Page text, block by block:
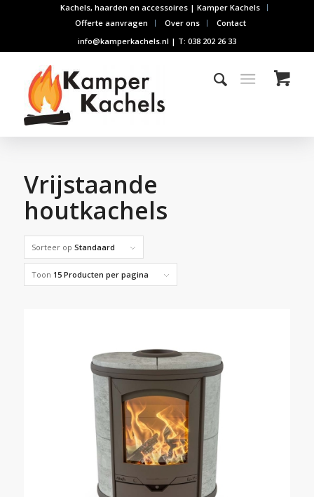
Kachels, haarden en accessoires | Kamper Kachels
Offerte aanvragen
Over ons
Contact
info@kamperkachels.nl | T: 038 202 26 33
Vrijstaande
houtkachels
Sorteer op Standaard
Toon 15 Producten per pagina